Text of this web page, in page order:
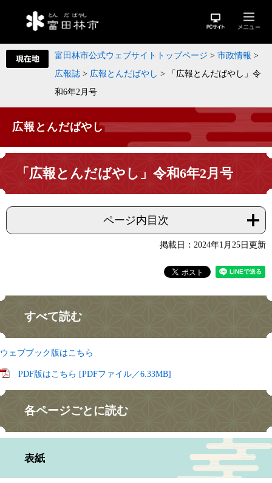
富田林市公式ウェブサイトトップページ > 市政情報 >
広報誌 > 広報とんだばやし >
「広報とんだばやし」令
和6年2月号
広報とんだばやし
「広報とんだばやし」令和6年2月号
ページ内目次
掲載日：2024年1月25日更新
​すべて読む
ウェブブック版はこちら
PDF版はこちら [PDFファイル／6.33MB]
各ページごとに読む
表紙